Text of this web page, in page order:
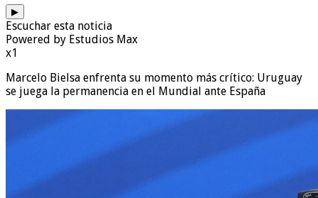
▶
Escuchar esta noticia
Powered by Estudios Max
x1
Marcelo Bielsa enfrenta su momento más crítico: Uruguay
se juega la permanencia en el Mundial ante España